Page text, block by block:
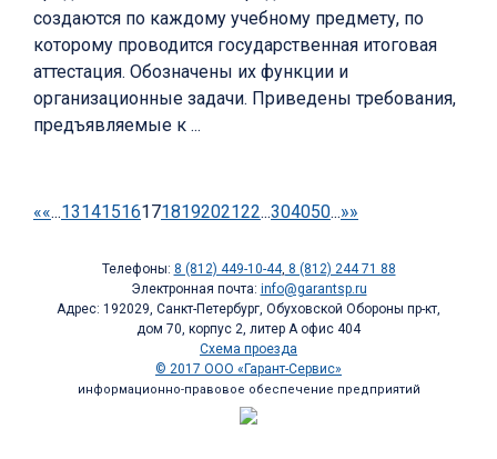
создаются по каждому учебному предмету, по
которому проводится государственная итоговая
аттестация. Обозначены их функции и
организационные задачи. Приведены требования,
предъявляемые к ...
««...13141516171819202122...304050...»»
Телефоны: 8 (812) 449-10-44, 8 (812) 244 71 88
Электронная почта: info@garantsp.ru
Адрес: 192029, Санкт-Петербург, Обуховской Обороны пр-кт,
дом 70, корпус 2, литер А офис 404
Схема проезда
© 2017 ООО «Гарант-Сервис»
информационно-правовое обеспечение предприятий